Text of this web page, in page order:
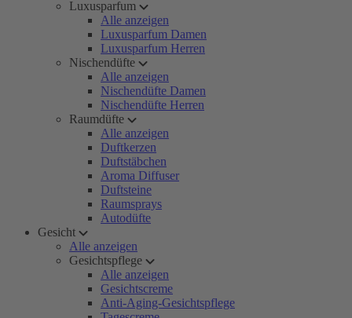
Luxusparfum
Alle anzeigen
Luxusparfum Damen
Luxusparfum Herren
Nischendüfte
Alle anzeigen
Nischendüfte Damen
Nischendüfte Herren
Raumdüfte
Alle anzeigen
Duftkerzen
Duftstäbchen
Aroma Diffuser
Duftsteine
Raumsprays
Autodüfte
Gesicht
Alle anzeigen
Gesichtspflege
Alle anzeigen
Gesichtscreme
Anti-Aging-Gesichtspflege